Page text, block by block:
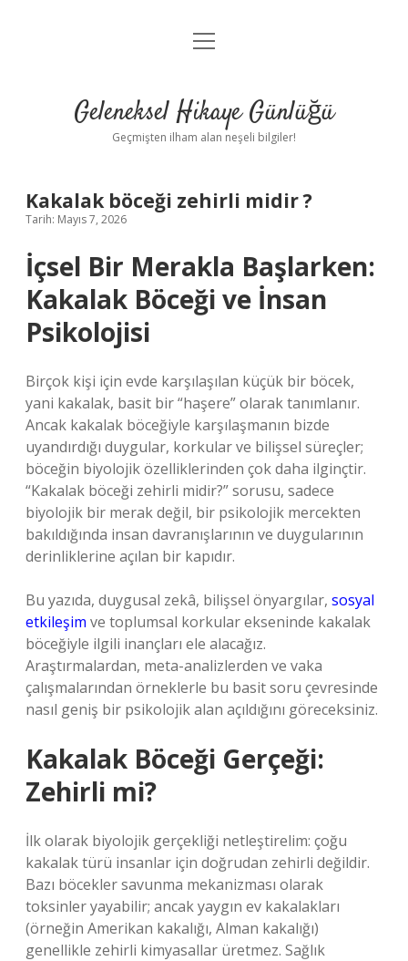
Anasayfa
Yasal Uyarı
menüyü
Geleneksel Hikaye Günlüğü
Geçmişten ilham alan neşeli bilgiler!
Kakalak böceği zehirli midir ?
Tarih: Mayıs 7, 2026
İçsel Bir Merakla Başlarken:
Kakalak Böceği ve İnsan
Psikolojisi
Birçok kişi için evde karşılaşılan küçük bir böcek,
yani kakalak, basit bir “haşere” olarak tanımlanır.
Ancak kakalak böceğiyle karşılaşmanın bizde
uyandırdığı duygular, korkular ve bilişsel süreçler;
böceğin biyolojik özelliklerinden çok daha ilginçtir.
“Kakalak böceği zehirli midir?” sorusu, sadece
biyolojik bir merak değil, bir psikolojik mercekten
bakıldığında insan davranışlarının ve duygularının
derinliklerine açılan bir kapıdır.
Bu yazıda, duygusal zekâ, bilişsel önyargılar, sosyal
etkileşim ve toplumsal korkular ekseninde kakalak
böceğiyle ilgili inançları ele alacağız.
Araştırmalardan, meta-analizlerden ve vaka
çalışmalarından örneklerle bu basit soru çevresinde
nasıl geniş bir psikolojik alan açıldığını göreceksiniz.
Kakalak Böceği Gerçeği:
Zehirli mi?
İlk olarak biyolojik gerçekliği netleştirelim: çoğu
kakalak türü insanlar için doğrudan zehirli değildir.
Bazı böcekler savunma mekanizması olarak
toksinler yayabilir; ancak yaygın ev kakalakları
(örneğin Amerikan kakalığı, Alman kakalığı)
genellikle zehirli kimyasallar üretmez. Sağlık